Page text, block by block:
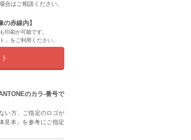
はご相談ください。
赤線内】
印刷が可能です。
」をご利用ください。
のカラ-番号で
い方、ご指定のロゴが
見本」を参考にご指定